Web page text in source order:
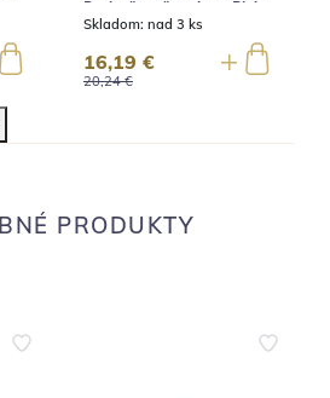
12 ml
Skladom: nad 3 ks
20,24 €
16,19 €
PRODUKTY